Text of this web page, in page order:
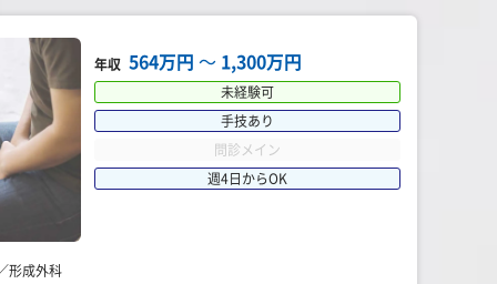
年収 564万円 〜 1,300万円
未経験可
手技あり
問診メイン
週4日からOK
形成外科